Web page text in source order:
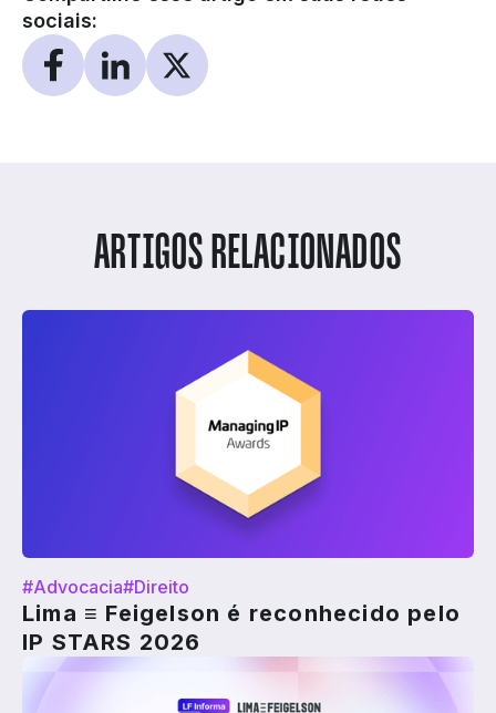
sociais:
ARTIGOS RELACIONADOS
#Advocacia#Direito
Lima ≡ Feigelson é reconhecido pelo
IP STARS 2026